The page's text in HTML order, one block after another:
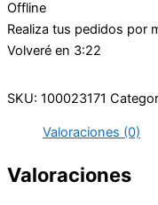
Offline
Realiza tus pedidos por
Volveré en 3:22
SKU: 100023171
Valoraciones (0)
Valoraciones